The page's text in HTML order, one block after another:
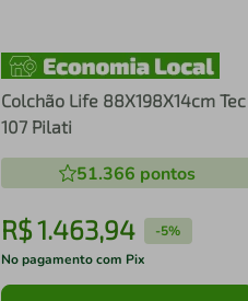
Colchão Life 88X198X14cm Tec
107 Pilati
51.366 pontos
R$1.463,94 -5%
No pagamento com Pix